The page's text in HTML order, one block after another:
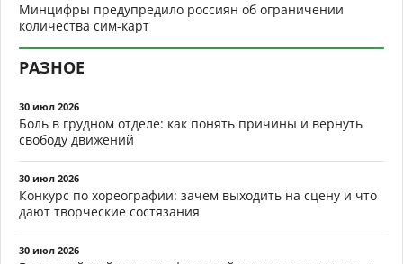
Минцифры предупредило россиян об ограничении
количества сим-карт
РАЗНОЕ
30 июл 2026
Боль в грудном отделе: как понять причины и вернуть
свободу движений
30 июл 2026
Конкурс по хореографии: зачем выходить на сцену и что
дают творческие состязания
30 июл 2026